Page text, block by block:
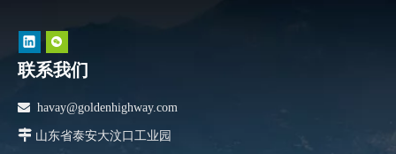
联系我们
 havay@goldenhighway.com
 山东省泰安大汶口工业园